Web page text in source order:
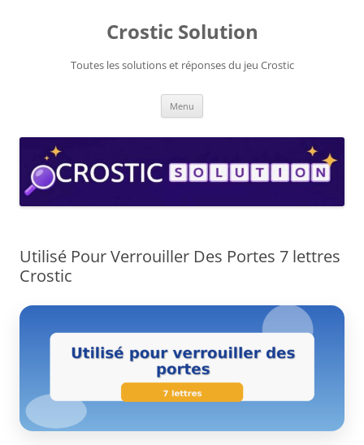
Crostic Solution
Toutes les solutions et réponses du jeu Crostic
Menu
Utilisé Pour Verrouiller Des Portes 7 lettres
Crostic